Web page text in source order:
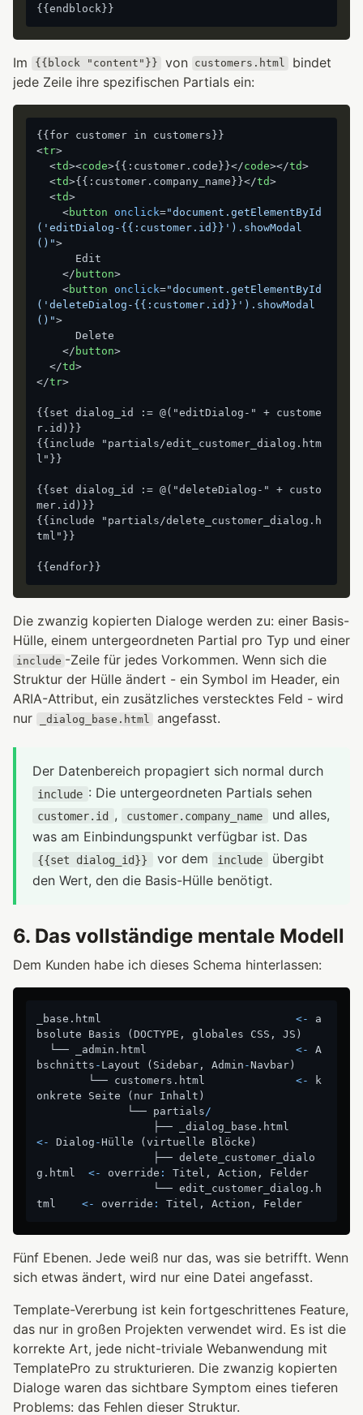
Im {{block "content"}} von customers.html
bindet
jede Zeile ihre spezifischen Partials ein:
<tr>
<td><code>{{:customer.code}}</code></td>
<td>{{:customer.company_name}}</td>
<td>
<button onclick="document.getElementById
('editDialog-{{:customer.id}}').showModal
()">
</ button>
<button onclick="document.getElementById
('deleteDialog-{{:customer.id}}').showModal
()">
</ button>
</td>
</tr>
{{set dialog_id := @("editDialog-" + custome
r.id)}}
{{include "partials/edit_customer_dialog.htm
l"}}
{{set dialog_id := @("deleteDialog-" + custo
mer.id)}}
{{include "partials/delete_customer_dialog.h
tml"}}
Die zwanzig kopierten Dialoge werden zu: einer Basis-
Hülle, einem untergeordneten Partial pro Typ und einer
include -Zeile für jedes Vorkommen. Wenn sich die
Struktur der Hülle ändert - ein Symbol im Header, ein
ARIA-Attribut, ein zusätzliches verstecktes Feld - wird
nur
_dialog_base.html angefasst.
Der Datenbereich propagiert sich normal durch
include : Die untergeordneten Partials sehen
customer.id , customer.company_name
und alles,
was am Einbindungspunkt verfügbar ist. Das
{{set dialog_id}} vor dem include
übergibt
den Wert, den die Basis-Hülle benötigt.
6. Das vollständige mentale Modell
Dem Kunden habe ich dieses Schema hinterlassen:
_base.html <-
a
bsolute Basis
( DOCTYPE , globales CSS , JS )
  └── _admin.html
<-
A
bschnitts - Layout ( Sidebar, Admin -Navbar)
        └── customers.html
<-
k
onkrete Seite
( nur Inhalt )
              └── partials
/
<-
Dialog -Hülle ( virtuelle Blöcke )
g.html <- override : Titel , Action ,
Felder
tml <- override : Titel , Action , Felder
Fünf Ebenen. Jede weiß nur das, was sie betrifft. Wenn
sich etwas ändert, wird nur eine Datei angefasst.
Template-Vererbung ist kein fortgeschrittenes Feature,
das nur in großen Projekten verwendet wird. Es ist die
korrekte Art, jede nicht-triviale Webanwendung mit
TemplatePro zu strukturieren. Die zwanzig kopierten
Dialoge waren das sichtbare Symptom eines tieferen
Problems: das Fehlen dieser Struktur.